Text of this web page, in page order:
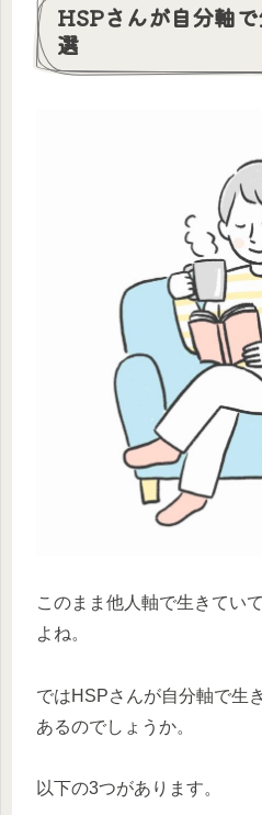
HSPさんが自分軸
選
このまま他人軸で生きてい
よね。
ではHSPさんが自分軸で生
あるのでしょうか。
以下の3つがあります。